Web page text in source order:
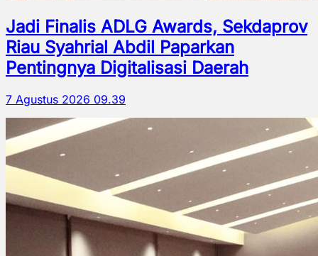
Jadi Finalis ADLG Awards, Sekdaprov
Riau Syahrial Abdil Paparkan
Pentingnya Digitalisasi Daerah
7 Agustus 2026 09.39